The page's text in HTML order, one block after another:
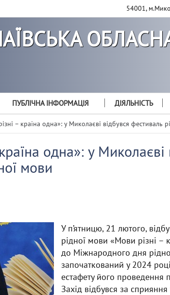
54001,
ПУБЛІЧНА ІНФОРМАЦІЯ ДІЯЛЬНІСТЬ
– країна одна»: у Миколаєві відбувся фестиваль
одна»: у Миколаєві
мови
У п’ятницю, 21 лютого,
рідної мови «Мови різні –
до Міжнародного дня
започаткований у 2024
естафету його
Захід відбувся за